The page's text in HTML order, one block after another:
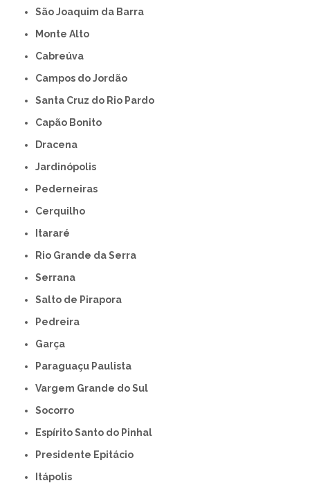
São Joaquim da Barra
Monte Alto
Cabreúva
Campos do Jordão
Santa Cruz do Rio Pardo
Capão Bonito
Dracena
Jardinópolis
Pederneiras
Cerquilho
Itararé
Rio Grande da Serra
Serrana
Salto de Pirapora
Pedreira
Garça
Paraguaçu Paulista
Vargem Grande do Sul
Socorro
Espírito Santo do Pinhal
Presidente Epitácio
Itápolis